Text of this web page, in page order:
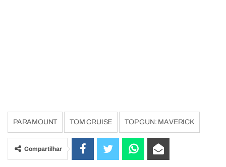
PARAMOUNT TOM CRUISE TOP GUN: MAVERICK
Compartilhar